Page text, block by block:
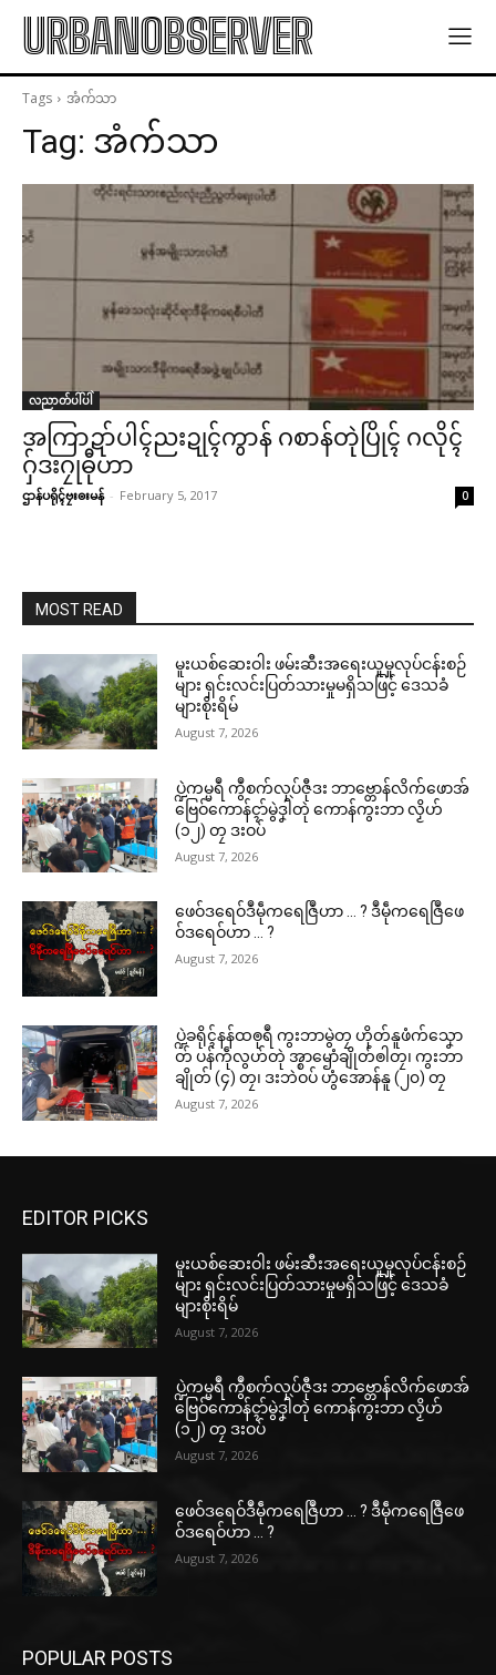
ဌာန်ပရိုၚ်ဗၠးၜးမန်
ရုဲစှ်
🏛 လညာတ်ပါ်ပဲါ
ညးဒါန်လိက်
ဗွဳဒဳယဵု
© ဌာန်ပရိုၚ်ဗၠးၜးမန်
URBANOBSERVER
Tags အံက်သာ
Tag: အံက်သာ
လညာတ်ပါ်ပါဲ
အကြာဍာ်ပါၚ်ညးဍုၚ်ကွာန် ဂစာန်တုဲပြိုၚ် ဂလိုၚ်
ဂှ်ဒးဂၠုဓီုဟာ
ဌာန်ပရိုၚ်ဗၠးၜးမန် - February 5, 2017 0
MOST READ
မူးယစ်ဆေးဝါး ဖမ်းဆီးအရေးယူမှုလုပ်ငန်းစဉ်
များ ရှင်းလင်းပြတ်သားမှုမရှိသဖြင့် ဒေသခံ
များစိုးရိမ်
August 7, 2026
ပ္ဍဲကမ္မရဳ ကွဳစက်လုပ်ဇီုဒး ဘာဗ္တောန်လိက်ဖောအ်
ဗြေဝ်ကောန်ၚာ်မွဲဒၞါဲတုဲ ကောန်ကွးဘာ လၟိဟ်
(၁၂) တၠ ဒးဝပ်
August 7, 2026
ဖေဝ်ဒရေဝ်ဒဳမဵုကရေဇြဳဟာ … ? ဒဳမဵုကရေဇြဳဖေ
ဝ်ဒရေဝ်ဟာ … ?
August 7, 2026
ပ္ဍဲခရိုၚ်နန်ထၜုရဳ ကွးဘာမွဲတၠ ဟိုတ်နူဖံက်သၞော
တ် ပန်ကဵုလွဟ်တုဲ အ္စာၝောံချိုတ်ၜါတၠ၊ ကွးဘာ
ချိုတ် (၄) တၠ၊ ဒးဘဲဝပ် ဟွံအောန်နူ (၂၀) တၠ
August 7, 2026
EDITOR PICKS
မူးယစ်ဆေးဝါး ဖမ်းဆီးအရေးယူမှုလုပ်ငန်းစဉ်
များ ရှင်းလင်းပြတ်သားမှုမရှိသဖြင့် ဒေသခံ
များစိုးရိမ်
August 7, 2026
ပ္ဍဲကမ္မရဳ ကွဳစက်လုပ်ဇီုဒး ဘာဗ္တောန်လိက်ဖောအ်
ဗြေဝ်ကောန်ၚာ်မွဲဒၞါဲတုဲ ကောန်ကွးဘာ လၟိဟ်
(၁၂) တၠ ဒးဝပ်
August 7, 2026
ဖေဝ်ဒရေဝ်ဒဳမဵုကရေဇြဳဟာ … ? ဒဳမဵုကရေဇြဳဖေ
ဝ်ဒရေဝ်ဟာ … ?
August 7, 2026
POPULAR POSTS